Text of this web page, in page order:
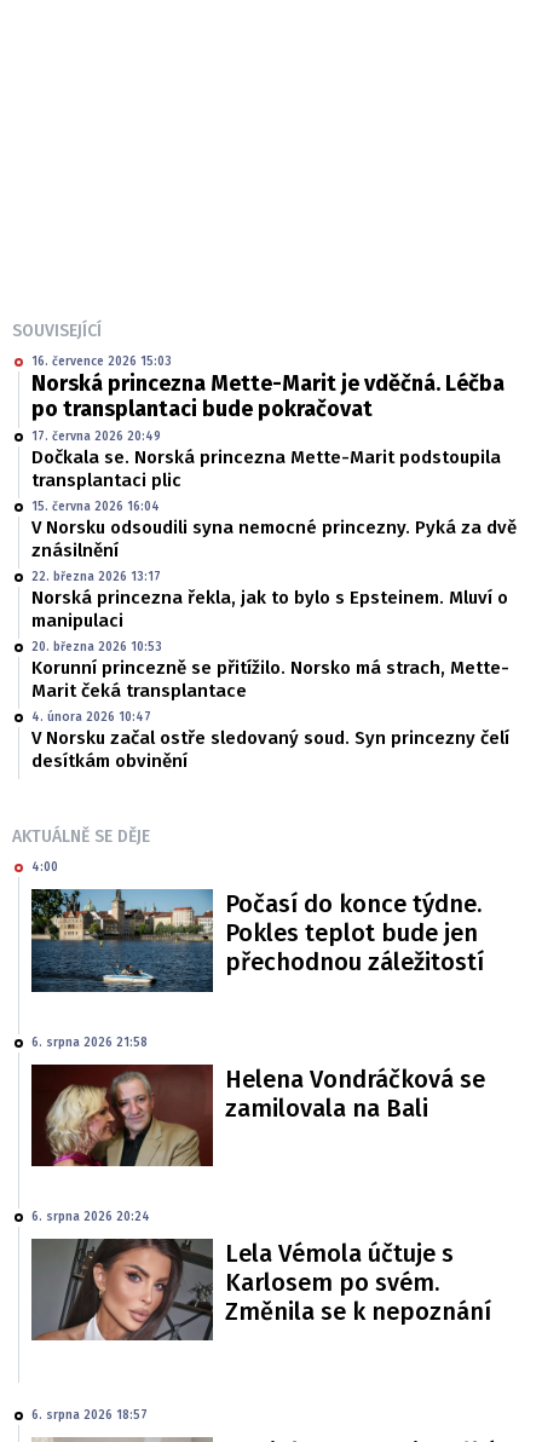
SOUVISEJÍCÍ
16. července 2026 15:03
Norská princezna Mette-Marit je vděčná. Léčba
po transplantaci bude pokračovat
17. června 2026 20:49
Dočkala se. Norská princezna Mette-Marit podstoupila
transplantaci plic
15. června 2026 16:04
V Norsku odsoudili syna nemocné princezny. Pyká za dvě
znásilnění
22. března 2026 13:17
Norská princezna řekla, jak to bylo s Epsteinem. Mluví o
manipulaci
20. března 2026 10:53
Korunní princezně se přitížilo. Norsko má strach, Mette-
Marit čeká transplantace
4. února 2026 10:47
V Norsku začal ostře sledovaný soud. Syn princezny čelí
desítkám obvinění
AKTUÁLNĚ SE DĚJE
4:00
Počasí do konce týdne.
Pokles teplot bude jen
přechodnou záležitostí
6. srpna 2026 21:58
Helena Vondráčková se
zamilovala na Bali
6. srpna 2026 20:24
Lela Vémola účtuje s
Karlosem po svém.
Změnila se k nepoznání
6. srpna 2026 18:57